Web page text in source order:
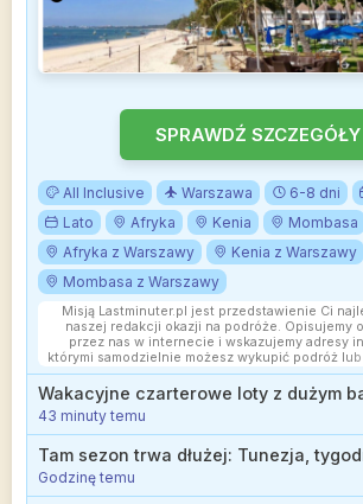
SPRAWDŹ
All Inclusive Warszawa 6-8 dni
Lato
Afryka Kenia
Mombasa
Afryka z Warszawy
Kenia z Warszawy
Mombasa z Warszawy
Misją Lastminuter.pl jest przedstawienie Ci
naszej redakcji okazji na podróże. Opisujemy
przez nas w internecie i wskazujemy adresy
którymi samodzielnie możesz wykupić podróż
Ceny w artykułach są aktualne w chwili
otrzymywać wynagrodzenie od partnerów
Cię przekierowujemy. Nie ma to wpływu na
43 minuty temu
Godzinę temu